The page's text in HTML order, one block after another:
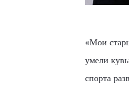
«Мои
умели
спорта